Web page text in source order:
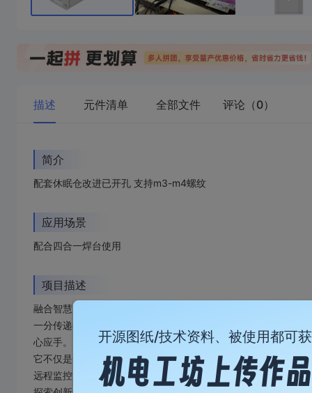
描述 元件清单 全部文件 评论（0）
简介
配套休眠仓改进已开孔 支持m3-m4螺纹
应用场景
配合四合一焊台使用
项目描述
融合智慧内核与匠心工艺，新一代智能焊台重新定义焊接体验
一分传递都稳定可靠。独创的智能休眠与瞬间唤醒功能，在节
心应手。
它不仅是一款工具，更是您的智能工作伙伴。支持多组温度/参
远程监控、曲线记录与工艺分析，为研发与教学提供强大数据
开源图纸/技术资料、被使用都可